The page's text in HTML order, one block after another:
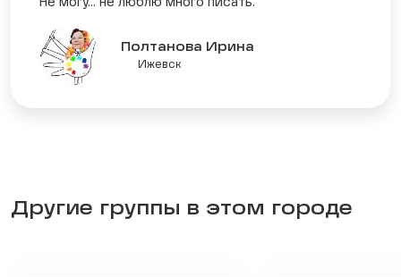
Не могу... не люблю много писать.
Полтанова Ирина
Ижевск
Другие группы в этом городе